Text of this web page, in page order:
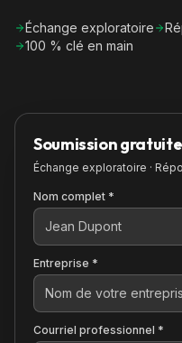
Échange exploratoire
100 % clé en main
Soumission gratuite
Échange exploratoire ·
Nom complet *
Entreprise *
Courriel professionnel *